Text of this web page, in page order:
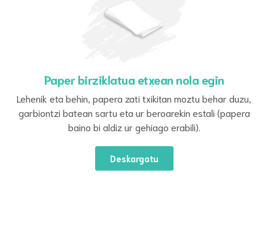
Paper birziklatua etxean nola egin
Lehenik eta behin, papera zati txikitan moztu behar duzu,
garbiontzi batean sartu eta ur beroarekin estali (papera
baino bi aldiz ur gehiago erabili).
Deskargatu